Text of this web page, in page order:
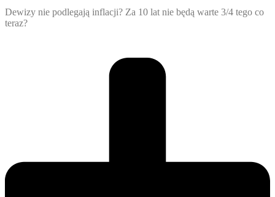
Dewizy nie podlegają inflacji? Za 10 lat nie będą warte 3/4 tego co
teraz?